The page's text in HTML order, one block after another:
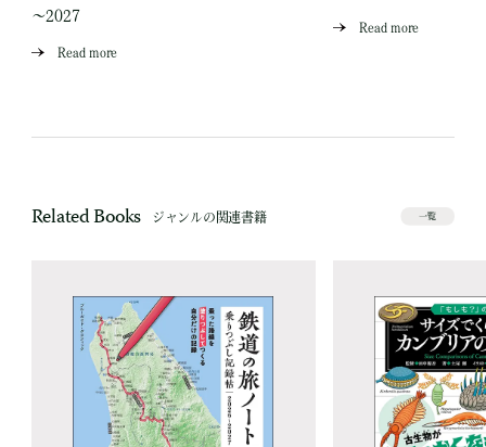
～2027
Read more
Read more
Related Books ジャンルの関連書籍 一覧